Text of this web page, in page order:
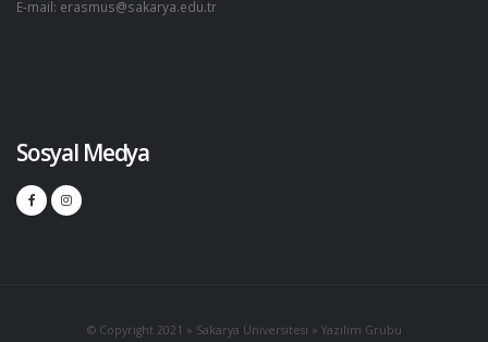
E-mail: erasmus@sakarya.edu.tr
Sosyal Medya
© Copyright 2021 » Sakarya Üniversitesi » Yazılım Grubu